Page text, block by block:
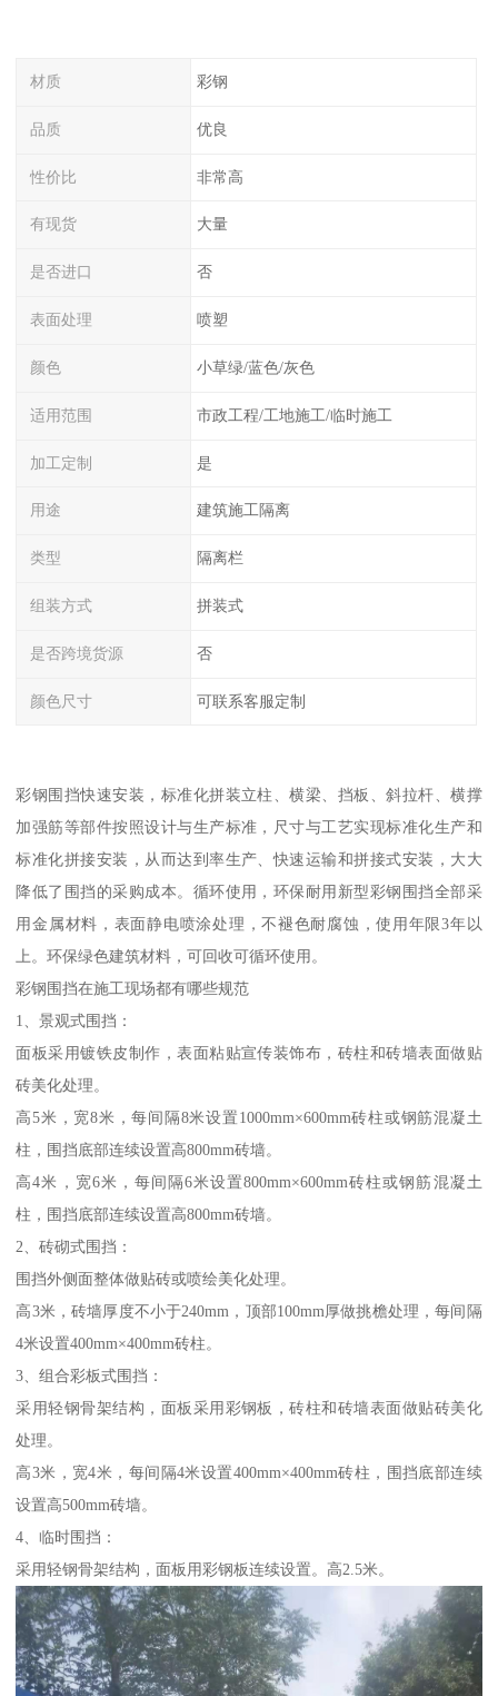
材质 彩钢
品质 优良
性价比 非常高
有现货 大量
是否进口 否
表面处理 喷塑
颜色 小草绿/蓝色/灰色
适用范围 市政工程/工地施工/临时施工
加工定制 是
用途 建筑施工隔离
类型 隔离栏
组装方式 拼装式
是否跨境货源 否
颜色尺寸 可联系客服定制
彩钢围挡快速安装，标准化拼装立柱、横梁、挡板、斜拉杆、横撑
加强筋等部件按照设计与生产标准，尺寸与工艺实现标准化生产和
标准化拼接安装，从而达到率生产、快速运输和拼接式安装，大大
降低了围挡的采购成本。循环使用，环保耐用新型彩钢围挡全部采
用金属材料，表面静电喷涂处理，不褪色耐腐蚀，使用年限3年以
上。环保绿色建筑材料，可回收可循环使用。
彩钢围挡在施工现场都有哪些规范
1、景观式围挡：
面板采用镀铁皮制作，表面粘贴宣传装饰布，砖柱和砖墙表面做贴
砖美化处理。
高5米，宽8米，每间隔8米设置1000mm×600mm砖柱或钢筋混凝土
柱，围挡底部连续设置高800mm砖墙。
高4米，宽6米，每间隔6米设置800mm×600mm砖柱或钢筋混凝土
柱，围挡底部连续设置高800mm砖墙。
2、砖砌式围挡：
围挡外侧面整体做贴砖或喷绘美化处理。
高3米，砖墙厚度不小于240mm，顶部100mm厚做挑檐处理，每间隔
4米设置400mm×400mm砖柱。
3、组合彩板式围挡：
采用轻钢骨架结构，面板采用彩钢板，砖柱和砖墙表面做贴砖美化
处理。
高3米，宽4米，每间隔4米设置400mm×400mm砖柱，围挡底部连续
设置高500mm砖墙。
4、临时围挡：
采用轻钢骨架结构，面板用彩钢板连续设置。高2.5米。